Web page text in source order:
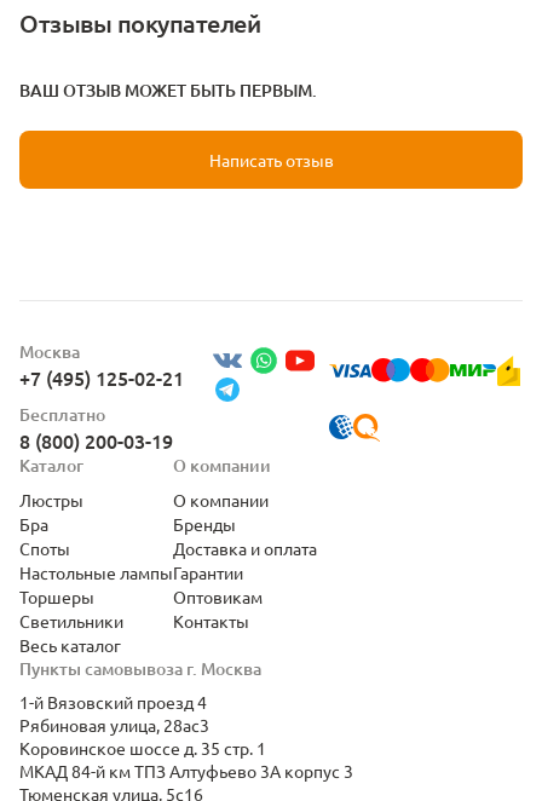
Отзывы покупателей
ВАШ ОТЗЫВ МОЖЕТ БЫТЬ ПЕРВЫМ.
Написать отзыв
Москва
+7 (495) 125-02-21
Бесплатно
8 (800) 200-03-19
Пункты самовывоза г. Москва
1-й Вязовский проезд 4
Рябиновая улица, 28ас3
Коровинское шоссе д. 35 стр. 1
МКАД 84-й км ТПЗ Алтуфьево 3А корпус 3
Тюменская улица, 5с16
Каталог
Люстры
Бра
Споты
Настольные лампы
Торшеры
Светильники
Весь каталог
О компании
О компании
Бренды
Доставка и оплата
Гарантии
Оптовикам
Контакты